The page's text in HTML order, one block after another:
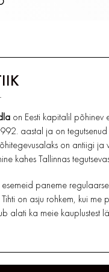
KRUUSID
KERAAMIKA
LUKUD
on Eesti kapitalil põhinev
aastal ja on tegutsenud
on antiigi ja
kahes Tallinnas
esemeid paneme
on asju rohkem, kui me
alati ka meie kauplustest